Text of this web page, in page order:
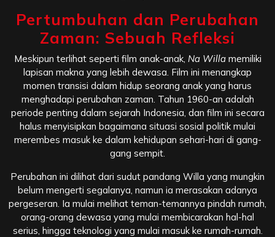
Pertumbuhan dan Perubahan
Zaman: Sebuah Refleksi
Meskipun terlihat seperti film anak-anak, Na Willamemiliki
lapisan makna yang lebih dewasa. Film ini menangkap
momen transisi dalam hidup seorang anak yang harus
menghadapi perubahan zaman. Tahun 1960-an adalah
periode penting dalam sejarah Indonesia, dan film ini secara
halus menyisipkan bagaimana situasi sosial politik mulai
merembes masuk ke dalam kehidupan sehari-hari di gang-
gang sempit.
Perubahan ini dilihat dari sudut pandang Willa yang mungkin
belum mengerti segalanya, namun ia merasakan adanya
pergeseran. Ia mulai melihat teman-temannya pindah rumah,
orang-orang dewasa yang mulai membicarakan hal-hal
serius, hingga teknologi yang mulai masuk ke rumah-rumah.